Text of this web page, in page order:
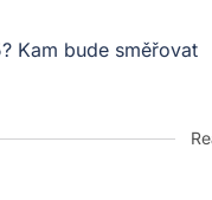
Kam bude směřovat